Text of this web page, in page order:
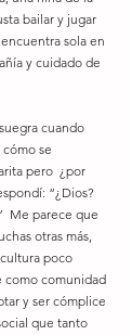
bailar y jugar
sola en
y cuidado de
cuando
se
pero  ¿por
“¿Dios?
Me parece que
otras más,
poco
como comunidad
y ser cómplice
que tanto